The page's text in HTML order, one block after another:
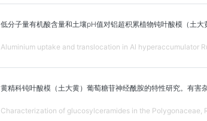
低分子量有机酸含量和土壤pH值对铝超积累植物钝叶酸模（土大
Aluminium uptake and translocation in Al hyperaccumulator
黄精科钝叶酸模（土大黄）葡萄糖苷神经酰胺的特性研究。有害杂
Characterization of glucosylceramides in the Polygonaceae,